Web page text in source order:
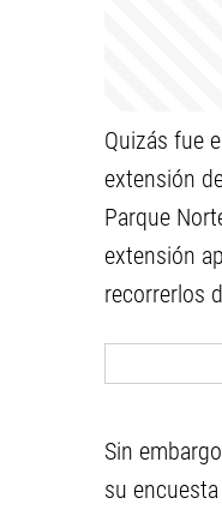
Quizás fue
extensión
Parque
extensión
recorrerlos
Sin
su